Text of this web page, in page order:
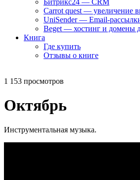
Битрикс24 — CRM
Carrot quest — увеличение
UniSender — Email-
Beget — хостинг и домены
Книга
Где купить
Отзывы о книге
1 153 просмотров
Октябрь
Инструментальная музыка.